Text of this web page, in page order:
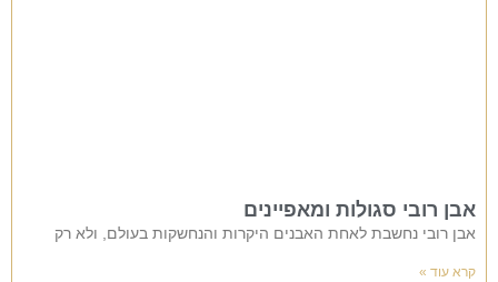
אבן רובי סגולות ומאפיינים
אבן רובי נחשבת לאחת האבנים היקרות והנחשקות בעולם, ולא רק
קרא עוד »